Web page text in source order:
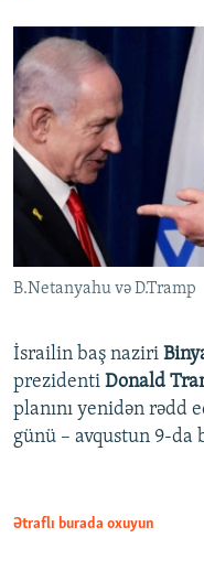
B.Netanyahu və D.Tramp
İsrailin baş naziri
prezidenti Donald
planını yenidən rədd
günü – avqustun 9-da
Ətraflı burada oxuyun